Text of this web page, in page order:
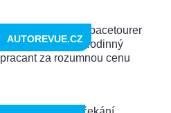
AUTOREVUE.CZ